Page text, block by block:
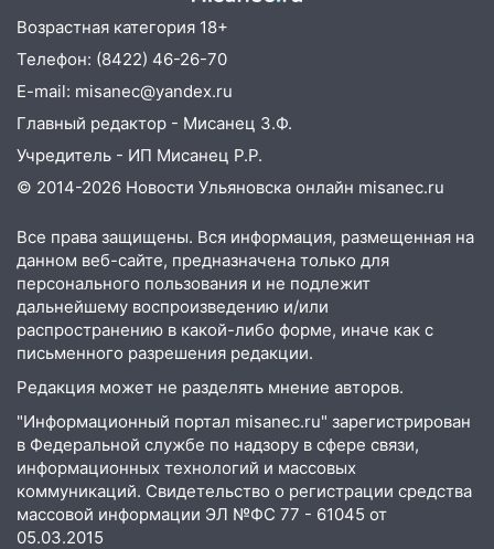
21:01 Ульяновцев приглашают сдать
кровь: День донора пройдёт 6 августа
20:17 Ульяновская область девятую
неделю подряд удерживает самые
низкие цены на подсолнечное масло
19:33 Коровы-рекордсменки: в
Ульяновской области выросли надои
18:20 В Ульяновской области до конца
года благоустроят 20 родников
17:27 В Ульяновской области 114 детей-
сирот получили жильё с начала года
16:43
Дорожный сезон перевалил за
экватор: в Ульяновской области
обновили половину региональных трасс
16:31 В Ульяновской области
капитально отремонтируют 101
многоквартирный дом
Возрастная категория 18+
Телефон: (8422) 46-26-70
E-mail: misanec@yandex.ru
Главный редактор - Мисанец З.Ф.
Учредитель - ИП Мисанец Р.Р.
© 2014-2026 Новости Ульяновска онлайн misanec.ru
Все права защищены. Вся информация, размещенная на
данном веб-сайте, предназначена только для
персонального пользования и не подлежит
дальнейшему воспроизведению и/или
распространению в какой-либо форме, иначе как с
письменного разрешения редакции.
Редакция может не разделять мнение авторов.
"Информационный портал misanec.ru" зарегистрирован
в Федеральной службе по надзору в сфере связи,
информационных технологий и массовых
коммуникаций. Свидетельство о регистрации средства
массовой информации ЭЛ №ФС 77 - 61045 от
05.03.2015